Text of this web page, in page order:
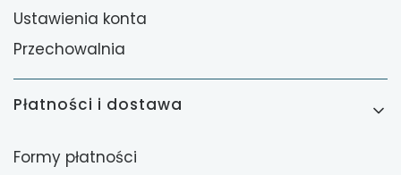
Ustawienia konta
Przechowalnia
Płatności i dostawa
Formy płatności